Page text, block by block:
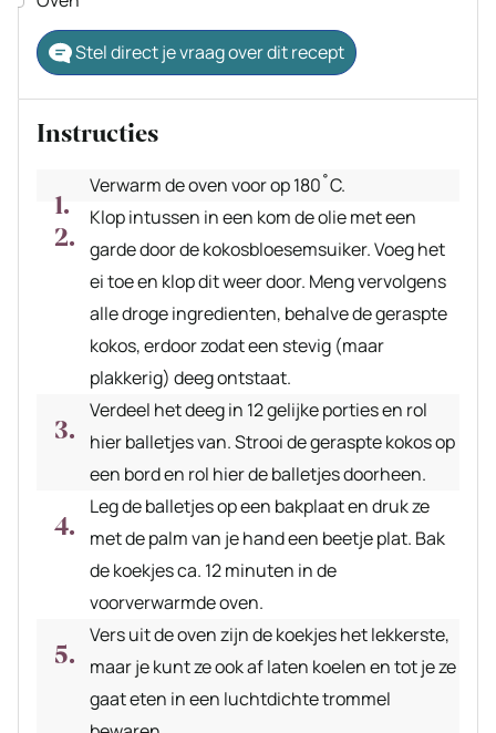
Stel direct je vraag over dit recept
Instructies
Verwarm de oven voor op 180˚C.
Klop intussen in een kom de olie met een
garde door de kokosbloesemsuiker. Voeg het
ei toe en klop dit weer door. Meng vervolgens
alle droge ingredienten, behalve de geraspte
kokos, erdoor zodat een stevig (maar
plakkerig) deeg ontstaat.
Verdeel het deeg in 12 gelijke porties en rol
hier balletjes van. Strooi de geraspte kokos op
een bord en rol hier de balletjes doorheen.
Leg de balletjes op een bakplaat en druk ze
met de palm van je hand een beetje plat. Bak
de koekjes ca. 12 minuten in de
voorverwarmde oven.
Vers uit de oven zijn de koekjes het lekkerste,
maar je kunt ze ook af laten koelen en tot je ze
gaat eten in een luchtdichte trommel